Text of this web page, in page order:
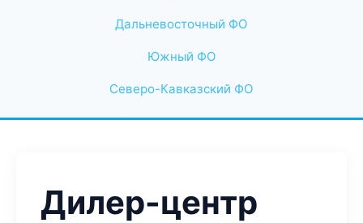
Дальневосточный ФО
Южный ФО
Северо-Кавказский ФО
Дилер-центр